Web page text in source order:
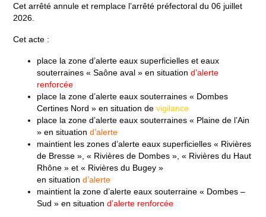
Cet arrêté annule et remplace l’arrêté préfectoral du 06 juillet
2026.
Cet acte :
place la zone d’alerte eaux superficielles et eaux
souterraines « Saône aval » en situationd’alerte
renforcée
place la zone d’alerte eaux souterraines « Dombes
Certines Nord » en situation devigilance
place la zone d’alerte eaux souterraines « Plaine de l’Ain
» en situationd’alerte
maintient les zones d’alerte eaux superficielles « Rivières
de Bresse », « Rivières de Dombes », « Rivières du Haut
Rhône » et « Rivières du Bugey »
en situationd’alerte
maintient la zone d’alerte eaux souterraine « Dombes –
Sud » en situationd’alerte renforcée